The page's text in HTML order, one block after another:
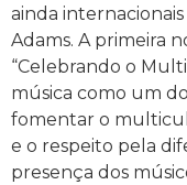
ainda
Adams. A primeira
“Celebrando o
música como um
fomentar o
e o respeito pela
presença dos